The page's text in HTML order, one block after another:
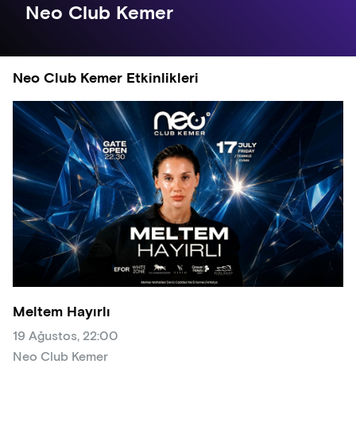
Neo Club Kemer
Neo Club Kemer Etkinlikleri
Meltem Hayırlı
19 Ağustos, 22:00
Neo Club Kemer